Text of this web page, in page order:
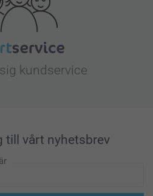
kundservice
till vårt nyhetsbrev